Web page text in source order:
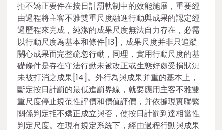
拒不矯正要件在按日計罰軌制中的效能施展，重要經
由過程將主客不雅雙重尺度融進行動與成果的認定經
過歷程來完成，純潔的成果尺度無法自力存在，必需
以行動尺度為基本和條件[13]，成果尺度并非只追蹤
關心成果而完整疏忽行動，同理，實用行動尺度的基
礎條件是存在守法行動未被改正或生態好處受損狀況
未被打消之成果[14]。外行為與成果并重的基本上，
斷定按日計罰的最低進罰界線，就要應用主客不雅雙
重尺度停止規范性評價和價值評價，并依據現實聯繫
關係判定拒不矯正成立與否，使按日計罰到達相當性
判定尺度。在現有規定系統下，經由過程行動與成果